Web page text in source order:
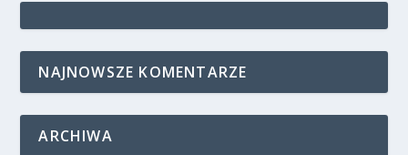
NAJNOWSZE KOMENTARZE
ARCHIWA